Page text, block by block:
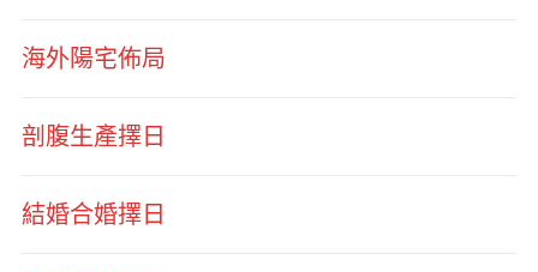
海外陽宅佈局
剖腹生產擇日
結婚合婚擇日